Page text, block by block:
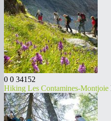
0 0 34152
Hiking Les Contamines-Montjoie